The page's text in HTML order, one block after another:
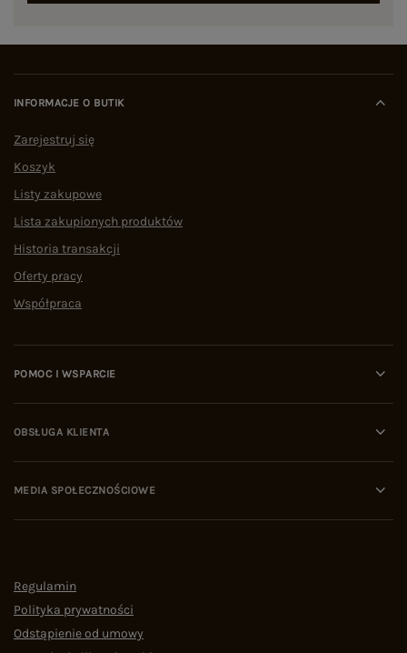
INFORMACJE O BUTIK
Zarejestruj się
Koszyk
Listy zakupowe
Lista zakupionych produktów
Historia transakcji
Oferty pracy
Współpraca
POMOC I WSPARCIE
OBSŁUGA KLIENTA
MEDIA SPOŁECZNOŚCIOWE
Regulamin
Polityka prywatności
Odstąpienie od umowy